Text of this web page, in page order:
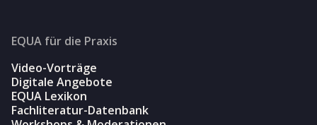
EQUA für die Praxis
Video-Vorträge
Digitale Angebote
EQUA Lexikon
Fachliteratur-Datenbank